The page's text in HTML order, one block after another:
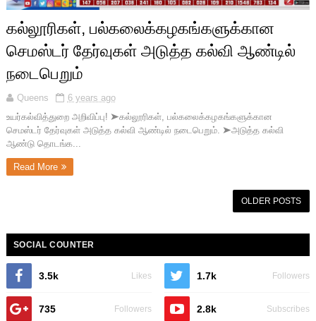
கல்லூரிகள், பல்கலைக்கழகங்களுக்கான
செமஸ்டர் தேர்வுகள் அடுத்த கல்வி ஆண்டில்
நடைபெறும்
Queens
6 years ago
உயர்கல்வித்துறை அறிவிப்பு! ➤கல்லூரிகள், பல்கலைக்கழகங்களுக்கான
செமஸ்டர் தேர்வுகள் அடுத்த கல்வி ஆண்டில் நடைபெறும். ➤அடுத்த கல்வி
ஆண்டு தொடங்க...
Read More
OLDER POSTS
SOCIAL COUNTER
3.5k Likes 1.7k Followers
735 Followers 2.8k Subscribes